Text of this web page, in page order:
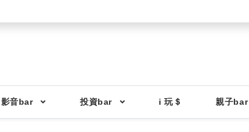
音bar 投資bar i 玩＄ 親子bar